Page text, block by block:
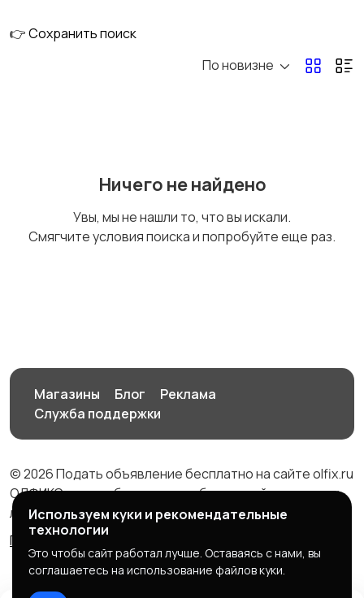
обслуживание и
сопровождение
регистрации ООО и
Жилищные споры
услуги
Административные
споры
Земельные споры
👉 Сохранить поиск
По новизне
Ничего не найдено
Увы, мы не нашли то, что вы искали.
Смягчите условия поиска и попробуйте еще раз.
Магазины Блог
Реклама
Служба поддержки
© 2026 Подать объявление бесплатно на сайте olfix.ru
ОЛФИКС - доска беспалтных объявлений от частных
лиц и компаний
Правила сервиса
Используем куки и рекомендательные
технологии
Это чтобы сайт работал лучше. Оставаясь с нами, вы
соглашаетесь на использование файлов куки.